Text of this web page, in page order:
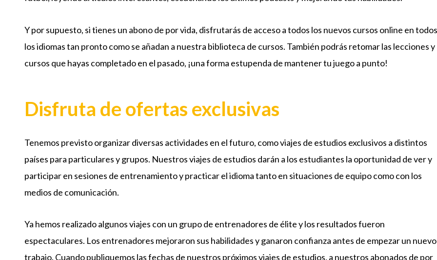
Y por supuesto, si tienes un abono de por vida, disfrutarás de acceso a todos los nuevos cursos online en todos
los idiomas tan pronto como se añadan a nuestra biblioteca de cursos. También podrás retomar las lecciones y
cursos que hayas completado en el pasado, ¡una forma estupenda de mantener tu juego a punto!
Disfruta de ofertas exclusivas
Tenemos previsto organizar diversas actividades en el futuro, como viajes de estudios exclusivos a distintos
países para particulares y grupos. Nuestros viajes de estudios darán a los estudiantes la oportunidad de ver y
participar en sesiones de entrenamiento y practicar el idioma tanto en situaciones de equipo como con los
medios de comunicación.
Ya hemos realizado algunos viajes con un grupo de entrenadores de élite y los resultados fueron
espectaculares. Los entrenadores mejoraron sus habilidades y ganaron confianza antes de empezar un nuevo
trabajo. Cuando publiquemos las fechas de nuestros próximos viajes de estudios, a nuestros abonados de por